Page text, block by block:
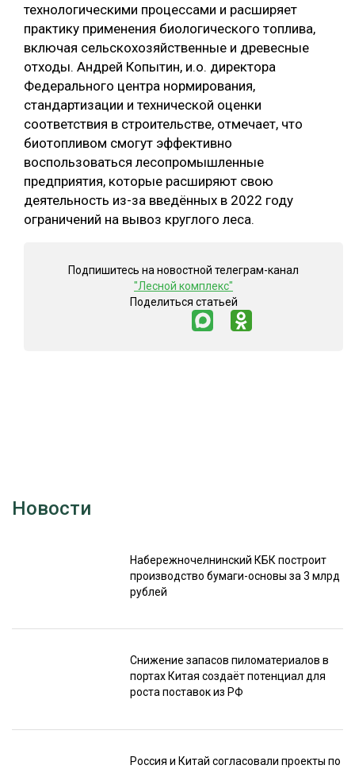
технологическими процессами и расширяет
практику применения биологического топлива,
включая сельскохозяйственные и древесные
отходы. Андрей Копытин, и.о. директора
Федерального центра нормирования,
стандартизации и технической оценки
соответствия в строительстве, отмечает, что
биотопливом смогут эффективно
воспользоваться лесопромышленные
предприятия, которые расширяют свою
деятельность из-за введённых в 2022 году
ограничений на вывоз круглого леса.
Подпишитесь на новостной телеграм-канал
"Лесной комплекс"
Поделиться статьей
Новости
Набережночелнинский КБК построит
производство бумаги-основы за 3 млрд
рублей
Снижение запасов пиломатериалов в
портах Китая создаёт потенциал для
роста поставок из РФ
Россия и Китай согласовали проекты по